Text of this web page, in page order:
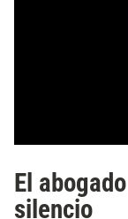
El
silencio